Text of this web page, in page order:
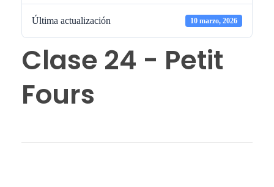
Última actualización 10 marzo, 2026
Clase 24 - Petit
Fours